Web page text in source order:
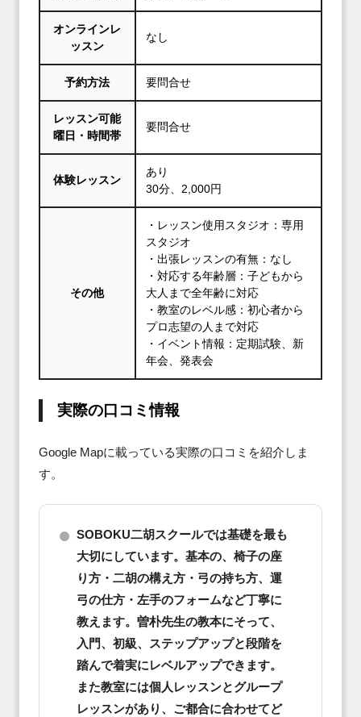
オンラインレ
ッスン
なし
予約方法 要問合せ
レッスン可能
曜日・時間帯
要問合せ
体験レッスン
あり
30分、2,000円
その他
・レッスン使用スタジオ：専用
スタジオ
・出張レッスンの有無：なし
・対応する年齢層：子どもから
大人まで全年齢に対応
・教室のレベル感：初心者から
プロ志望の人まで対応
・イベント情報：定期試験、新
年会、発表会
実際の口コミ情報
Google Mapに載っている実際の口コミを紹介しま
す。
SOBOKU二胡スクールでは基礎を最も
大切にしています。基本の、椅子の座
り方・二胡の構え方・弓の持ち方、運
弓の仕方・左手のフォームなど丁寧に
教えます。曽朴先生の教本にそって、
入門、初級、ステップアップと段階を
踏んで着実にレベルアップできます。
また教室には個人レッスンとグループ
レッスンがあり、ご都合に合わせてど